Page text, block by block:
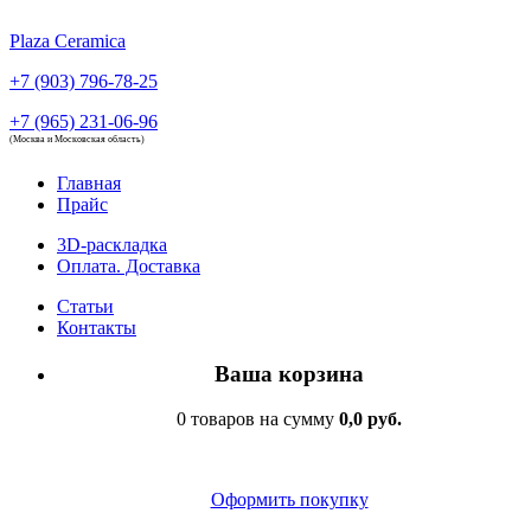
Plaza Ceramica
+7 (903) 796-78-25
+7 (965) 231-06-96
(Москва и Московская область)
Главная
Прайс
3D-раскладка
Оплата. Доставка
Статьи
Контакты
Ваша корзина
0 товаров на сумму 0,0 руб.
Оформить покупку